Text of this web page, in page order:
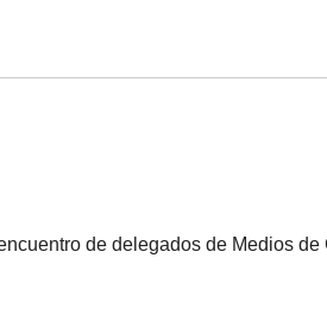
de delegados de Medios